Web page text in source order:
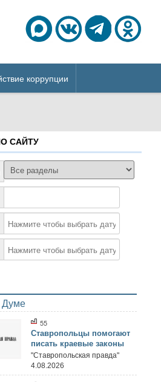
коррупции
САЙТУ
55
Ставропольцы помогают
писать краевые законы
"Ставропольская правда"
4.08.2026